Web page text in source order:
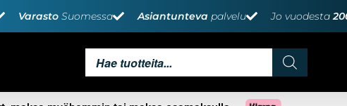
Varasto Suomessa Asiantunteva palvelu Jo vuodesta